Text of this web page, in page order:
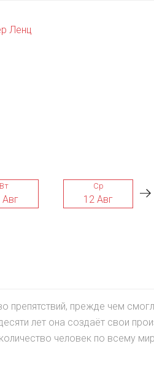
Ленц
Вт
Авг
Ср
12 Авг
прежде чем
лет она создаёт свои
человек по всему